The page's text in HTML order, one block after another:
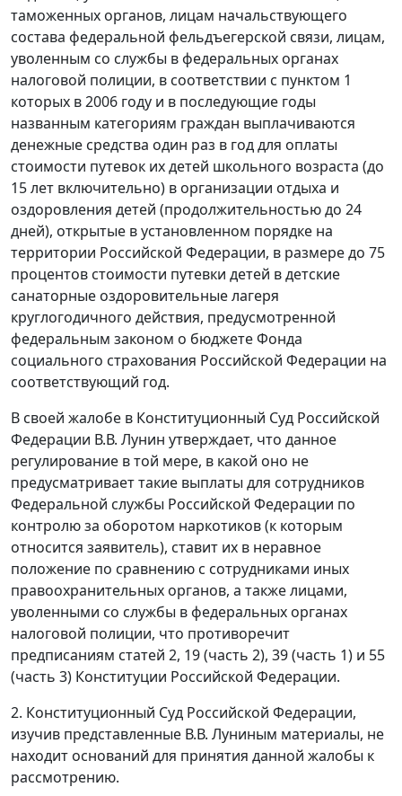
таможенных органов, лицам начальствующего
состава федеральной фельдъегерской связи, лицам,
уволенным со службы в федеральных органах
налоговой полиции, в соответствии с пунктом 1
которых в 2006 году и в последующие годы
названным категориям граждан выплачиваются
денежные средства один раз в год для оплаты
стоимости путевок их детей школьного возраста (до
15 лет включительно) в организации отдыха и
оздоровления детей (продолжительностью до 24
дней), открытые в установленном порядке на
территории Российской Федерации, в размере до 75
процентов стоимости путевки детей в детские
санаторные оздоровительные лагеря
круглогодичного действия, предусмотренной
федеральным законом о бюджете Фонда
социального страхования Российской Федерации на
соответствующий год.
В своей жалобе в Конституционный Суд Российской
Федерации В.В. Лунин утверждает, что данное
регулирование в той мере, в какой оно не
предусматривает такие выплаты для сотрудников
Федеральной службы Российской Федерации по
контролю за оборотом наркотиков (к которым
относится заявитель), ставит их в неравное
положение по сравнению с сотрудниками иных
правоохранительных органов, а также лицами,
уволенными со службы в федеральных органах
налоговой полиции, что противоречит
предписаниям статей 2, 19 (часть 2), 39 (часть 1) и 55
(часть 3) Конституции Российской Федерации.
2. Конституционный Суд Российской Федерации,
изучив представленные В.В. Луниным материалы, не
находит оснований для принятия данной жалобы к
рассмотрению.